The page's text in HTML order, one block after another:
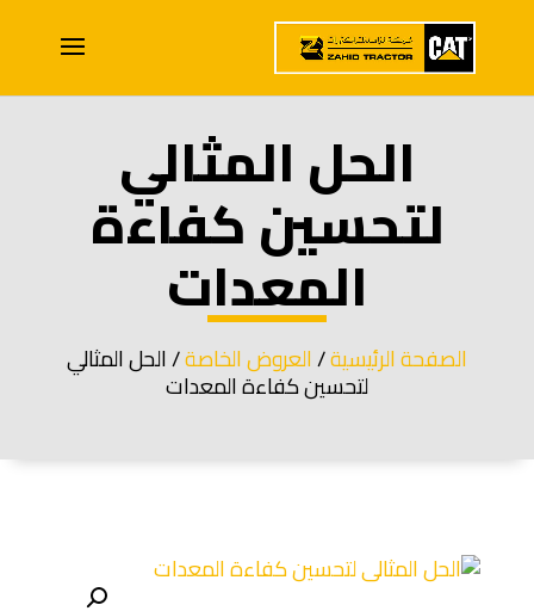
الحل المثالي
لتحسين كفاءة
المعدات
الصفحة الرئيسية/العروض الخاصة/ الحل المثالي
لتحسين كفاءة المعدات